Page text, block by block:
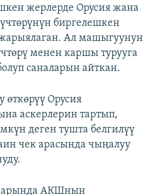
жерлерде Орусия жана
биргелешкен
Ал машыгуунун
менен каршы турууга
саналарын айткан.
Орусия
аскерлерин тартып,
деген тушта белгилүү
чек арасында чыңалуу
АКШнын